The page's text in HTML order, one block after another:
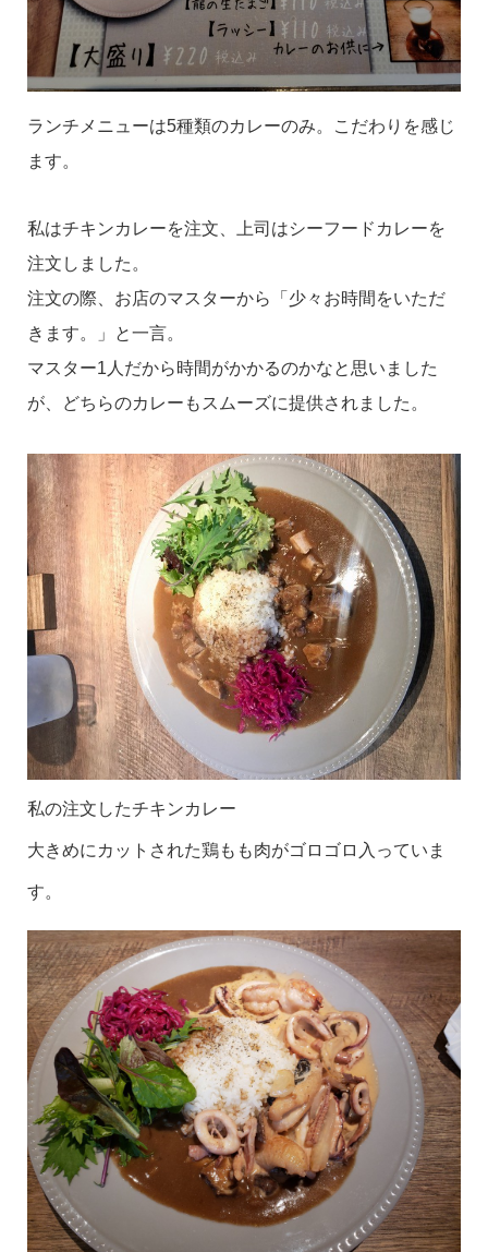
ランチメニューは5種類のカレーのみ。こだわりを感じ
ます。
私はチキンカレーを注文、上司はシーフードカレーを
注文しました。
注文の際、お店のマスターから「少々お時間をいただ
きます。」と一言。
マスター1人だから時間がかかるのかなと思いました
が、どちらのカレーもスムーズに提供されました。
私の注文したチキンカレー
大きめにカットされた鶏もも肉がゴロゴロ入っていま
す。